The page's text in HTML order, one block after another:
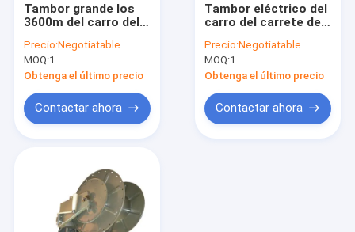
Tambor grande los
3600m del carro del
del lanzamiento de
cable de la fibra los
2000m
Precio:Negotiatable
MOQ:1
Obtenga el último precio
Contactar ahora
Tambor eléctrico del
carro del carrete de
prueba de la llama de
IP65 IP64
Precio:Negotiatable
MOQ:1
Obtenga el último precio
Contactar ahora